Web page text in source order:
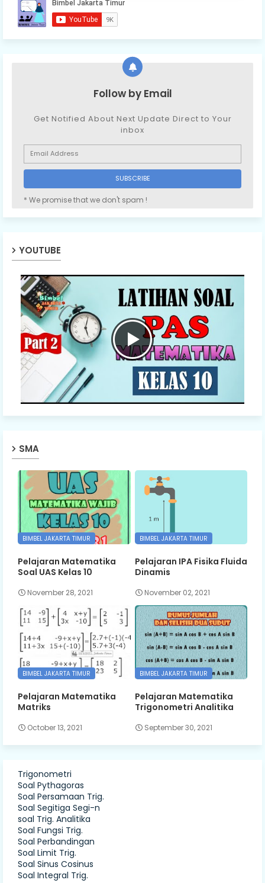
Follow by Email
Get Notified About Next Update Direct to Your
inbox
* We promise that we don't spam !
YOUTUBE
SMA
BIMBEL JAKARTA TIMUR
Pelajaran Matematika
Soal UAS Kelas 10
November 28, 2021
BIMBEL JAKARTA TIMUR
Pelajaran IPA Fisika Fluida
Dinamis
November 02, 2021
BIMBEL JAKARTA TIMUR
Pelajaran Matematika
Matriks
October 13, 2021
BIMBEL JAKARTA TIMUR
Pelajaran Matematika
Trigonometri Analitika
September 30, 2021
Trigonometri
Soal Pythagoras
Soal Persamaan Trig.
Soal Segitiga Segi-n
soal Trig. Analitika
Soal Fungsi Trig.
Soal Perbandingan
Soal Limit Trig.
Soal Sinus Cosinus
Soal Integral Trig.